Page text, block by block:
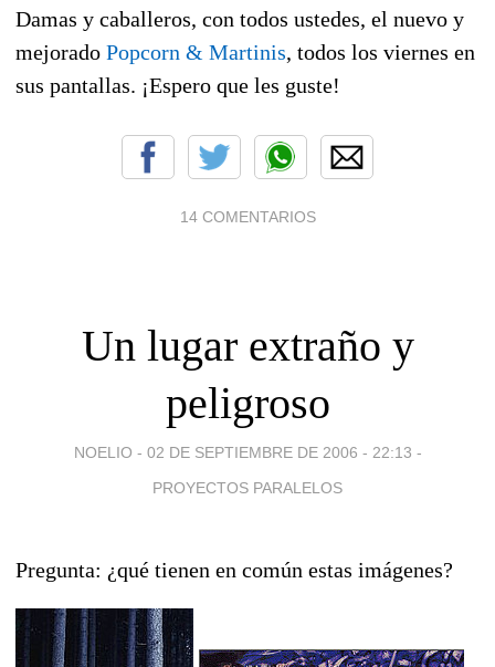
Damas y caballeros, con todos ustedes, el nuevo y
mejorado Popcorn & Martinis, todos los viernes en
sus pantallas. ¡Espero que les guste!
14 COMENTARIOS
Un lugar extraño y
peligroso
NOELIO - 02 DE SEPTIEMBRE DE 2006 - 22:13 -
PROYECTOS PARALELOS
Pregunta: ¿qué tienen en común estas imágenes?